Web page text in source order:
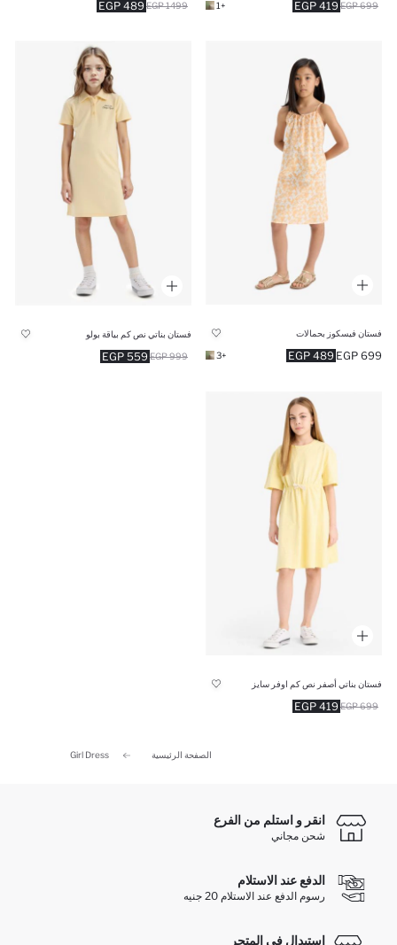
419 EGP 699 EGP
+1
489 EGP 1499 EGP
فستان فيسكوز بحمالات
489 EGP 699 EGP
+3
فستان بناتي نص كم بياقة بولو
559 EGP 999 EGP
فستان بناتي أصفر نص كم اوفر سايز
419 EGP 699 EGP
الصفحة الرئيسية Girl Dress
انقر و استلم من الفرع
شحن مجاني
الدفع عند الاستلام
رسوم الدفع عند الاستلام 20 جنيه
استبدال في المتجر